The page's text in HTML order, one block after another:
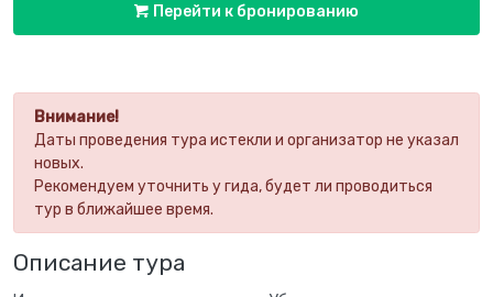
Внимание!
Даты проведения тура истекли и организатор не указал
новых.
Рекомендуем уточнить у гида, будет ли проводиться
тур в ближайшее время.
Описание тура
Перейти к бронированию